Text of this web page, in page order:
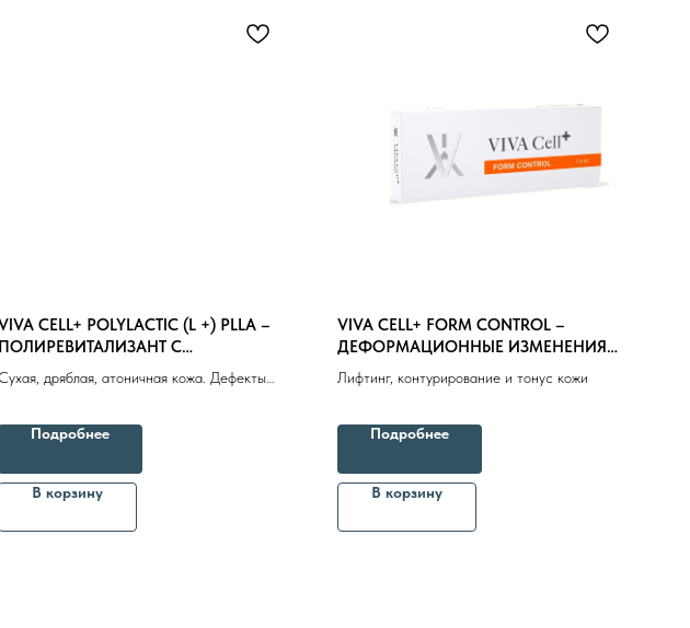
CELL+ POLYLACTIC (L +) PLLA –
ПОЛИРЕВИТАЛИЗАНТ С
ПОЛИМОЛОЧНОЙ КИСЛОТОЙ
Сухая, дряблая, атоничная кожа. Дефекты
Подробнее
В корзину
VIVA CELL+ FORM CONTROL –
ДЕФОРМАЦИОННЫЕ ИЗМЕНЕНИЯ
КОЖИ 1.5ml
Лифтинг, контурирование и тонус кожи
Подробнее
В корзину
косметика Препараты косметолога Доставка